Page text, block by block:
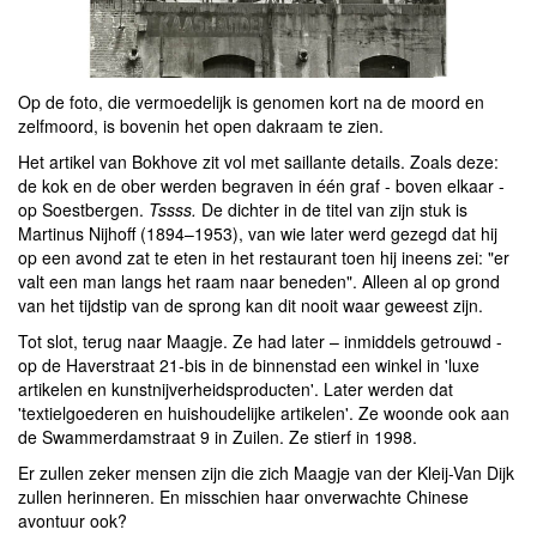
Op de foto, die vermoedelijk is genomen kort na de moord en
zelfmoord, is bovenin het open dakraam te zien.
Het artikel van Bokhove zit vol met saillante details. Zoals deze:
de kok en de ober werden begraven in één graf - boven elkaar -
op Soestbergen. Tssss. De dichter in de titel van zijn stuk is
Martinus Nijhoff (1894–1953), van wie later werd gezegd dat hij
op een avond zat te eten in het restaurant toen hij ineens zei: "er
valt een man langs het raam naar beneden". Alleen al op grond
van het tijdstip van de sprong kan dit nooit waar geweest zijn.
Tot slot, terug naar Maagje. Ze had later – inmiddels getrouwd -
op de Haverstraat 21-bis in de binnenstad een winkel in 'luxe
artikelen en kunstnijverheidsproducten'. Later werden dat
'textielgoederen en huishoudelijke artikelen'. Ze woonde ook aan
de Swammerdamstraat 9 in Zuilen. Ze stierf in 1998.
Er zullen zeker mensen zijn die zich Maagje van der Kleij-Van Dijk
zullen herinneren. En misschien haar onverwachte Chinese
avontuur ook?